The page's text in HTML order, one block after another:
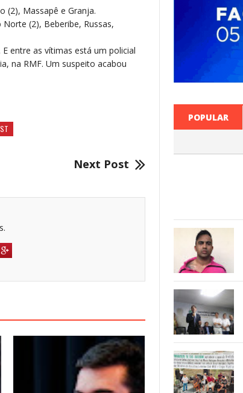
(2), Massapê e Granja.
(2), Beberibe, Russas,
entre as vítimas está um policial
na RMF. Um suspeito acabou
Next Post
POPULAR